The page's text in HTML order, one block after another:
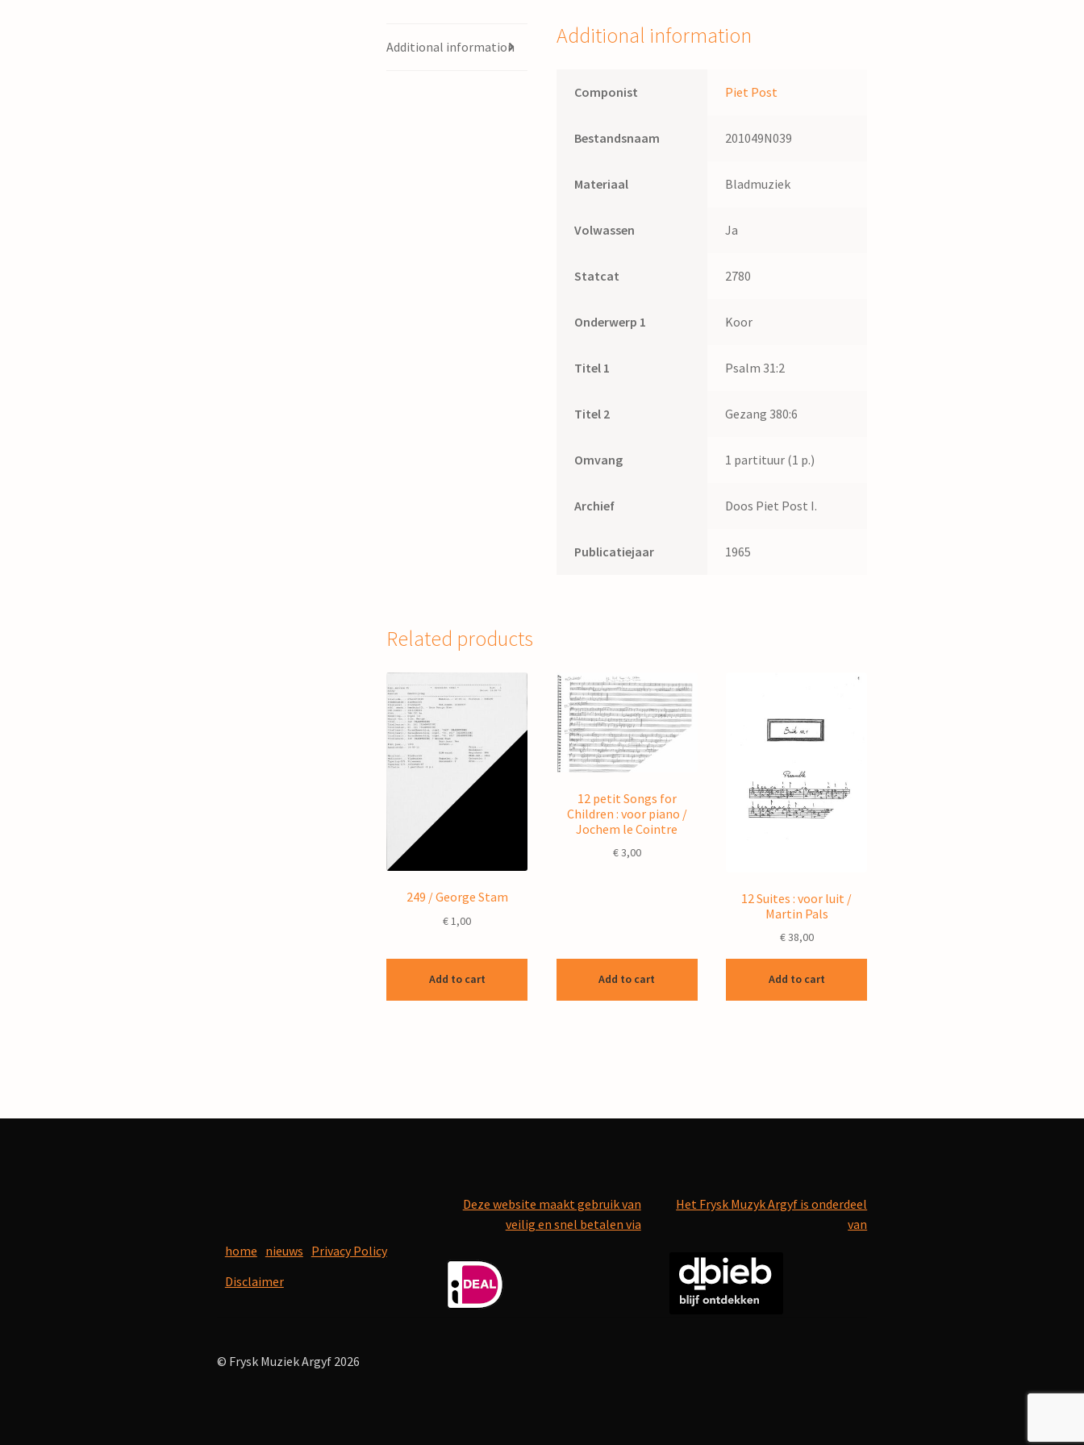
Additional information Additional information
Componist Piet Post
Bestandsnaam 201049N039
Materiaal Bladmuziek
Volwassen Ja
Statcat 2780
Onderwerp 1 Koor
Titel 1 Psalm 31:2
Titel 2 Gezang 380:6
Omvang 1 partituur (1 p.)
Archief Doos Piet Post I.
Publicatiejaar 1965
Related products
249 / George Stam
€ 1,00
Add to cart
12 petit Songs for
Children : voor piano /
Jochem le Cointre
€3,00
Add to cart
12 Suites : voor luit /
Martin Pals
€38,00
Add to cart
home nieuws Privacy Policy
Disclaimer
Deze website maakt gebruik van
veilig en snel betalen via
Het Frysk Muzyk Argyf is onderdeel
van
© Frysk Muziek Argyf 2026